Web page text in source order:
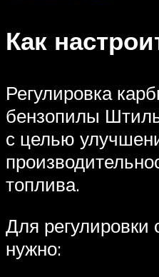
Как
Регулировка
бензопилы
с целью
топлива.
Для регулировки
нужно: